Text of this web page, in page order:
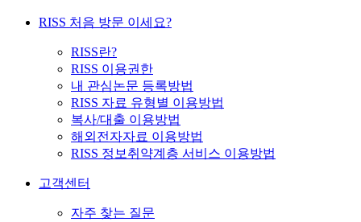
RISS 처음 방문 이세요?
RISS란?
RISS 이용권한
내 관심논문 등록방법
RISS 자료 유형별 이용방법
복사/대출 이용방법
해외전자자료 이용방법
RISS 정보취약계층 서비스 이용방법
고객센터
자주 찾는 질문